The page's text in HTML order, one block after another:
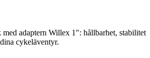
med adaptern Willex 1": hållbarhet, stabilitet
cykeläventyr.